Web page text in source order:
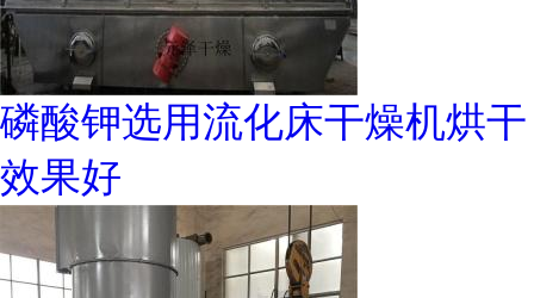
磷酸钾选用流化床干燥机烘干
效果好